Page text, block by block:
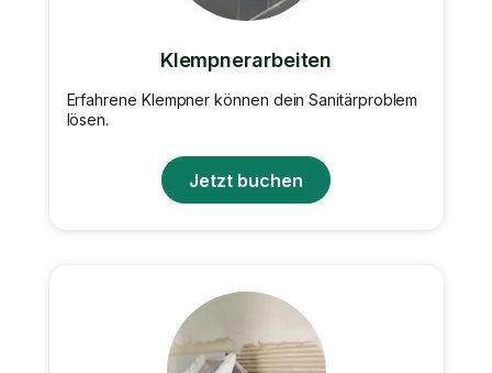
Klempnerarbeiten
Erfahrene Klempner können dein Sanitärproblem
lösen.
Jetzt buchen